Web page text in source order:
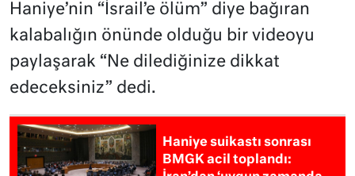
Haniye’nin “İsrail’e ölüm” diye bağıran
kalabalığın önünde olduğu bir videoyu
paylaşarak “Ne dilediğinize dikkat
edeceksiniz” dedi.
Haniye suikastı sonrası
BMGK acil toplandı: